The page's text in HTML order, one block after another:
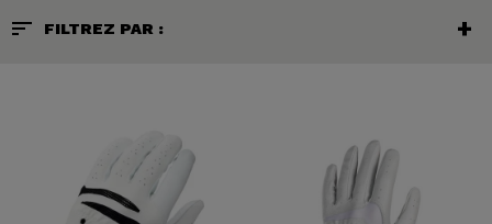
sort FILTREZ PAR :